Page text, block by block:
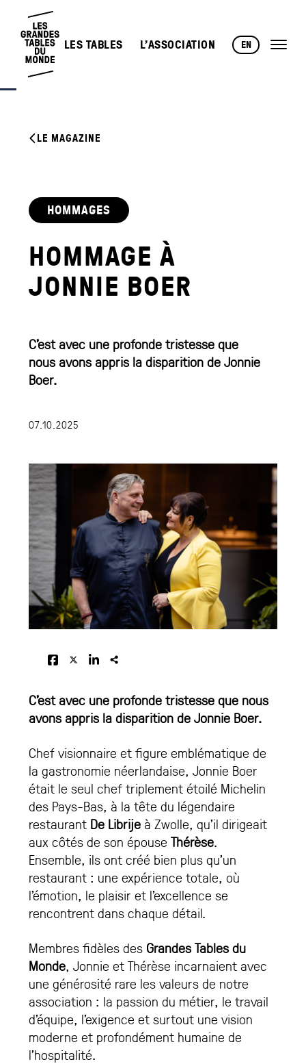
LES TABLES L’ASSOCIATION EN
LE MAGAZINE
HOMMAGES
HOMMAGE À
JONNIE BOER
C’est avec une profonde tristesse que
nous avons appris la disparition de Jonnie
Boer.
07.10.2025
C’est avec une profonde tristesse que nous
avons appris la disparition deJonnie Boer.
Chef visionnaire et figure emblématique de
la gastronomie néerlandaise, Jonnie Boer
était le seul chef triplement étoilé Michelin
des Pays-Bas, à la tête du légendaire
restaurant De Librije à Zwolle, qu’il dirigeait
aux côtés de son épouseThérèse.
Ensemble, ils ont créé bien plus qu’un
restaurant : une expérience totale, où
l’émotion, le plaisir et l’excellence se
rencontrent dans chaque détail.
Membres fidèles des Grandes Tables du
Monde, Jonnie et Thérèse incarnaient avec
une générosité rare les valeurs de notre
association : la passion du métier, le travail
d’équipe, l’exigence et surtout une vision
moderne et profondément humaine de
l’hospitalité.